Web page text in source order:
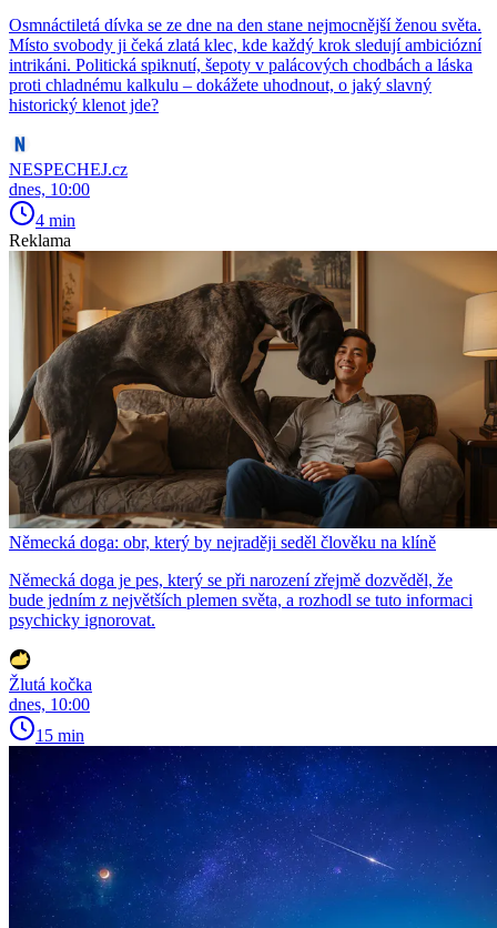
Osmnáctiletá dívka se ze dne na den stane nejmocnější ženou světa.
Místo svobody ji čeká zlatá klec, kde každý krok sledují ambiciózní
intrikáni. Politická spiknutí, šepoty v palácových chodbách a láska
proti chladnému kalkulu – dokážete uhodnout, o jaký slavný
historický klenot jde?
NESPECHEJ.cz
dnes, 10:00
4 min
Reklama
Německá doga: obr, který by nejraději seděl člověku na klíně
Německá doga je pes, který se při narození zřejmě dozvěděl, že
bude jedním z největších plemen světa, a rozhodl se tuto informaci
psychicky ignorovat.
Žlutá kočka
dnes, 10:00
15 min